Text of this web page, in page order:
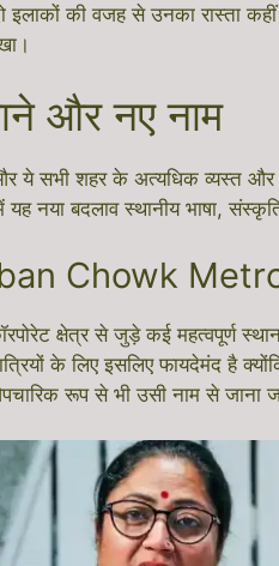
इलाकों की वजह से उनका रास्ता
और नए नाम
ये सभी शहर के अत्यधिक व्यस्त
नया बदलाव स्थानीय भाषा,
Chowk Metro
क्षेत्र से जुड़े कई
के लिए इसलिए फायदेमंद है
रूप से भी उसी नाम से जाना